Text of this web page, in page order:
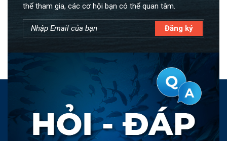
thể tham gia, các cơ hội bạn có thể quan tâm.